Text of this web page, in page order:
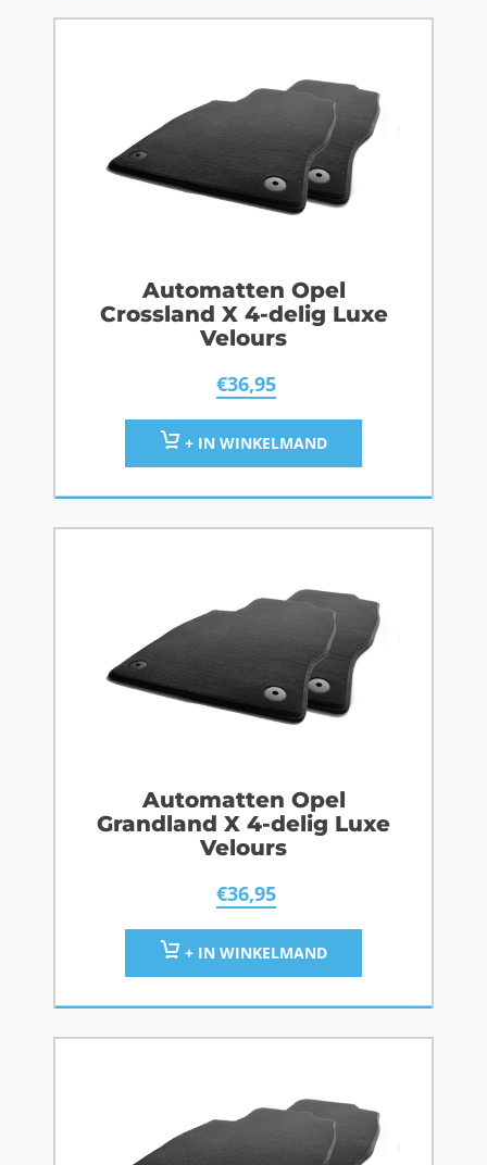
Automatten Opel
Crossland X 4-delig Luxe
Velours
€36,95
+ IN WINKELMAND
Automatten Opel
Grandland X 4-delig Luxe
Velours
€36,95
+ IN WINKELMAND